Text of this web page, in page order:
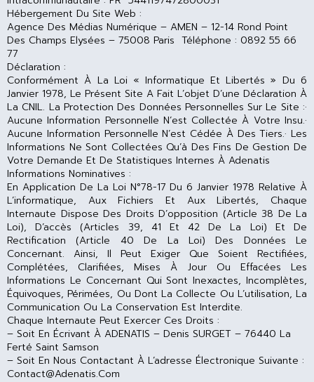
Hébergement Du Site Web :
Agence Des Médias Numérique – AMEN – 12-14 Rond Point
Des Champs Elysées – 75008 Paris Téléphone : 0892 55 66
77
Déclaration :
Conformément À La Loi « Informatique Et Libertés » Du 6
Janvier 1978, Le Présent Site A Fait L’objet D’une Déclaration À
La CNIL. La Protection Des Données Personnelles Sur Le Site :·
Aucune Information Personnelle N’est Collectée À Votre Insu.·
Aucune Information Personnelle N’est Cédée À Des Tiers.· Les
Informations Ne Sont Collectées Qu’à Des Fins De Gestion De
Votre Demande Et De Statistiques Internes À Adenatis
Informations Nominatives :
En Application De La Loi N°78-17 Du 6 Janvier 1978 Relative À
L’informatique, Aux Fichiers Et Aux Libertés, Chaque
Internaute Dispose Des Droits D’opposition (article 38 De La
Loi), D’accès (articles 39, 41 Et 42 De La Loi) Et De
Rectification (article 40 De La Loi) Des Données Le
Concernant. Ainsi, Il Peut Exiger Que Soient Rectifiées,
Complétées, Clarifiées, Mises À Jour Ou Effacées Les
Informations Le Concernant Qui Sont Inexactes, Incomplètes,
Équivoques, Périmées, Ou Dont La Collecte Ou L’utilisation, La
Communication Ou La Conservation Est Interdite.
Chaque Internaute Peut Exercer Ces Droits :
– Soit En Écrivant À ADENATIS – Denis SURGET – 76440 La
Ferté Saint Samson
– Soit En Nous Contactant À L’adresse Électronique Suivante :
Contact@adenatis.com